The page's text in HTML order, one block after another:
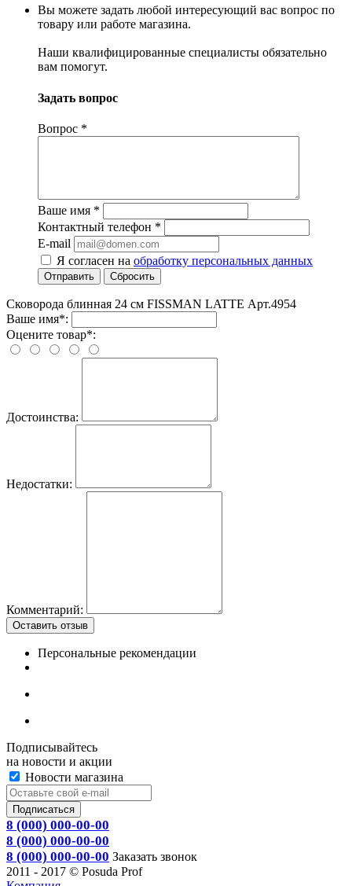
Вы можете задать любой интересующий вас вопрос по
товару или работе магазина.
Наши квалифицированные специалисты обязательно
вам помогут.
Задать вопрос
Вопрос *
Ваше имя *
Контактный телефон *
E-mail
Я согласен на обработку персональных данных
Отправить Сбросить
Сковорода блинная 24 cм FISSMAN LATTE Арт.4954
Ваше имя*:
Оцените товар*:
Достоинства:
Недостатки:
Комментарий:
Оставить отзыв
Персональные рекомендации
Подписывайтесь
на новости и акции
Новости магазина
8 (000) 000-00-00
8 (000) 000-00-00
8 (000) 000-00-00 Заказать звонок
2011 - 2017 © Posuda Prof